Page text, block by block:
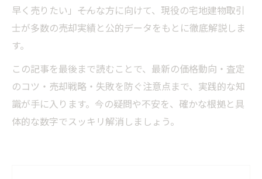
早く売りたい」――そんな方に向けて、現役の宅地建物取引
士が多数の売却実績と公的データをもとに徹底解説しま
す。
この記事を最後まで読むことで、最新の価格動向・査定
のコツ・売却戦略・失敗を防ぐ注意点まで、実践的な知
識が手に入ります。今の疑問や不安を、確かな根拠と具
体的な数字でスッキリ解消しましょう。